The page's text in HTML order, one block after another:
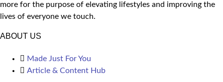
more for the purpose of elevating lifestyles and improving the
lives of everyone we touch.
ABOUT US
Made Just For You
Article & Content Hub